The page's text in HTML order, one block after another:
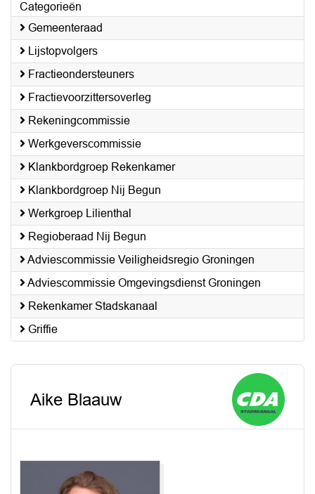
Categorieën
Gemeenteraad
Lijstopvolgers
Fractieondersteuners
Fractievoorzittersoverleg
Rekeningcommissie
Werkgeverscommissie
Klankbordgroep Rekenkamer
Klankbordgroep Nij Begun
Werkgroep Lilienthal
Regioberaad Nij Begun
Adviescommissie Veiligheidsregio Groningen
Adviescommissie Omgevingsdienst Groningen
Rekenkamer Stadskanaal
Griffie
Aike Blaauw